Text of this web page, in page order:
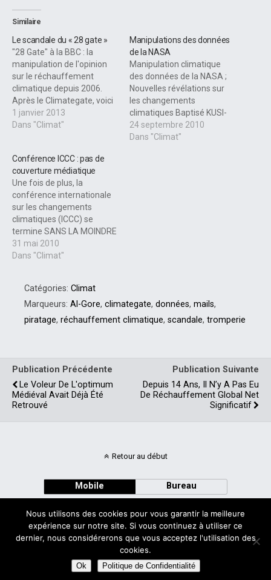
Similaire
Le scandale du « 28 gate »
"28 Gate" à la BBC : la
manipulation de l'opinion
sur le réchauffement
climatique depuis 2006.
Après le Climategate, voici
une affaire qui pourrait
faire débuter l'année 2013
Avertissement de la Terre
du Futur : Les sources
restant fiables... malgré
tout, tout ce qui…
1 janvier 2013
Dans "Climat"
Manipulations des données
de la NASA
Manipulation climatique
des données de la NASA ;
Nouvelles révélations sur
les changements
climatiques Baptisé KUSI-
TV spécial Source: KUSI-TV
- Publié le 14 janvier 2010.
24 septembre 2010
Dans "Climat"
Conférence ICCC : pas de
couverture médiatique
Une fois de plus, la
conférence internationale
sur les changements
climatiques (ICCC) se
termine SANS LA MOINDRE
COUVERTURE MÉDIATIQUE.
Allez-y, faites une
L’événement, qui en était à
sa 4e édition (16 au 18 mai
2010, à Chicago), regroupe
31 mai 2010
Dans "Climat"
Catégories: Climat
Marqueurs: Al-Gore, climategate, données, mails,
piratage, réchauffement climatique, scandale, tromperie
Publication Précédente
Le Voleur De L'optimum
Médiéval Avait Déjà Été
Retrouvé
Publication Suivante
Depuis 14 Ans, Il N’y A Pas Eu
De Réchauffement Global Net
Significatif
Retour au début
Mobile Bureau
Avec
WPtouch Mobile Suite for WordPress
Nous utilisons des cookies pour vous garantir la meilleure
expérience sur notre site. Si vous continuez à utiliser ce
dernier, nous considérerons que vous acceptez l'utilisation des
cookies.
Ok Politique de Confidentialité